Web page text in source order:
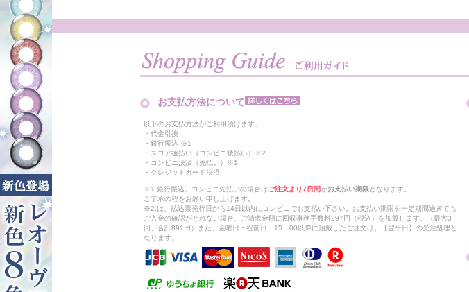
お支払方法について
以下のお支払方法がご利用頂けます。
・代金引換
・銀行振込 ※1
・スコア後払い（コンビニ後払い）※2
・コンビニ決済（先払い）※1
・クレジットカード決済
※1.銀行振込、コンビニ先払いの場合はご注文より7日間がお支払い期限 となります。
ご了承の程をお願い申し上げます。
※2.は、払込票発行日から14日以内にコンビニでお支払い下さい。お支払い期限を一定期間過ぎても
ご入金の確認がとれない場合、ご請求金額に回収事務手数料297円（税込）を加算します。（最大3
回、合計891円）また、金曜日・祝前日 15：00以降に頂戴したご注文は、【翌平日】の受注処理と
なります。